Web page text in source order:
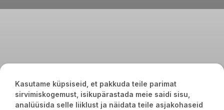
Kasutame küpsiseid, et pakkuda teile parimat
sirvimiskogemust, isikupärastada meie saidi sisu,
analüüsida selle liiklust ja näidata teile asjakohaseid